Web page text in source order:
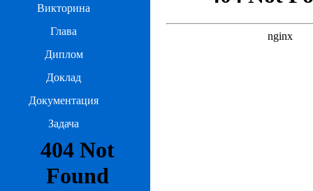
Викторина
Глава
Диплом
Доклад
Документация
Задача